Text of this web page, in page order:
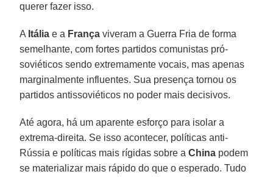
querer fazer isso.
A Itália e a França viveram a Guerra Fria de forma
semelhante, com fortes partidos comunistas pró-
soviéticos sendo extremamente vocais, mas apenas
marginalmente influentes. Sua presença tornou os
partidos antissoviéticos no poder mais decisivos.
Até agora, há um aparente esforço para isolar a
extrema-direita. Se isso acontecer, políticas anti-
Rússia e políticas mais rígidas sobre aChina podem
se materializar mais rápido do que o esperado. Tudo